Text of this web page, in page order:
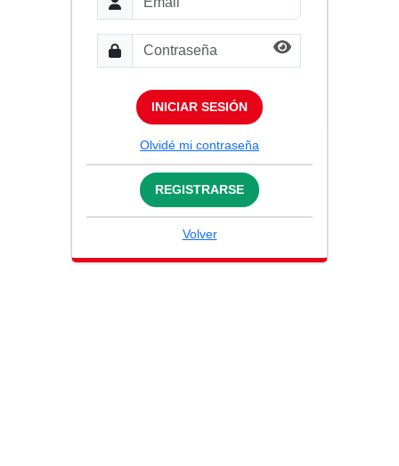
INICIAR SESIÓN
Olvidé mi contraseña
REGISTRARSE
Volver